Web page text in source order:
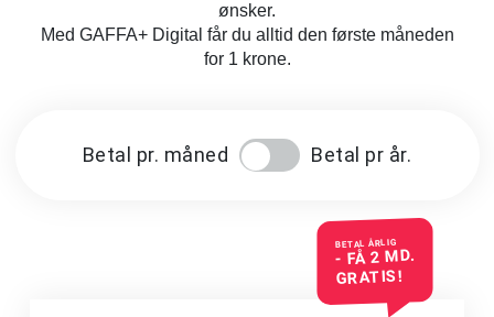
ønsker.
Med GAFFA+ Digital får du alltid den første måneden
for 1 krone.
Betal pr. måned Betal pr år.
BETAL ÅRLIG
- FÅ 2 MD.
GRATIS!